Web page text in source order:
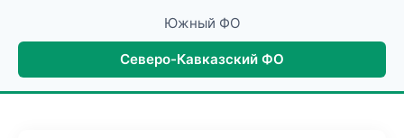
Южный ФО
Северо-Кавказский ФО